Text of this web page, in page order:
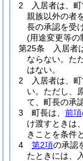
2
入居者は、
親族以外の者
長の承認を受
(用途変更等の
第25条
入居者
ならない。 た
はない。
2
入居者は、
い。 ただし、
て、町長の承
3
町長は、 前項
け渡すときは
きことを条件
4
第2項の承認
たときには、